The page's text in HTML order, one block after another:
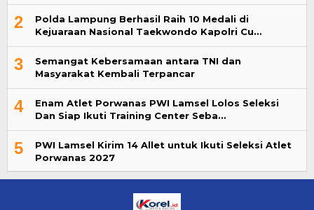
2
Polda Lampung Berhasil Raih 10 Medali di
Kejuaraan Nasional Taekwondo Kapolri Cu…
3
Semangat Kebersamaan antara TNI dan
Masyarakat Kembali Terpancar
4
Enam Atlet Porwanas PWI Lamsel Lolos Seleksi
Dan Siap Ikuti Training Center Seba…
5
PWI Lamsel Kirim 14 Allet untuk Ikuti Seleksi Atlet
Porwanas 2027